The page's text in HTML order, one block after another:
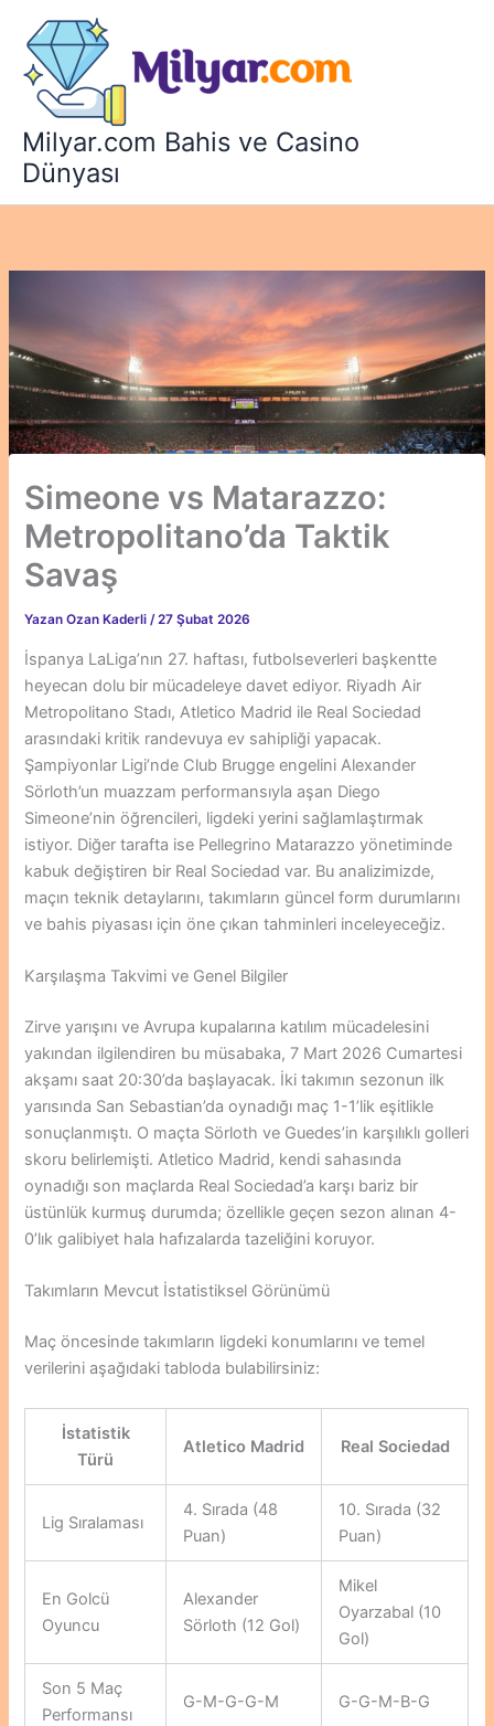
Milyar.com Bahis ve Casino
Dünyası
Simeone vs Matarazzo:
Metropolitano’da Taktik
Savaş
Yazan Ozan Kaderli/27 Şubat 2026
İspanya LaLiga’nın 27. haftası, futbolseverleri başkentte
heyecan dolu bir mücadeleye davet ediyor. Riyadh Air
Metropolitano Stadı, Atletico Madrid ile Real Sociedad
arasındaki kritik randevuya ev sahipliği yapacak.
Şampiyonlar Ligi’nde Club Brugge engelini Alexander
Sörloth’un muazzam performansıyla aşan Diego
Simeone’nin öğrencileri, ligdeki yerini sağlamlaştırmak
istiyor. Diğer tarafta ise Pellegrino Matarazzo yönetiminde
kabuk değiştiren bir Real Sociedad var. Bu analizimizde,
maçın teknik detaylarını, takımların güncel form durumlarını
ve bahis piyasası için öne çıkan tahminleri inceleyeceğiz.
Karşılaşma Takvimi ve Genel Bilgiler
Zirve yarışını ve Avrupa kupalarına katılım mücadelesini
yakından ilgilendiren bu müsabaka, 7 Mart 2026 Cumartesi
akşamı saat 20:30’da başlayacak. İki takımın sezonun ilk
yarısında San Sebastian’da oynadığı maç 1-1’lik eşitlikle
sonuçlanmıştı. O maçta Sörloth ve Guedes’in karşılıklı golleri
skoru belirlemişti. Atletico Madrid, kendi sahasında
oynadığı son maçlarda Real Sociedad’a karşı bariz bir
üstünlük kurmuş durumda; özellikle geçen sezon alınan 4-
0’lık galibiyet hala hafızalarda tazeliğini koruyor.
Takımların Mevcut İstatistiksel Görünümü
Maç öncesinde takımların ligdeki konumlarını ve temel
verilerini aşağıdaki tabloda bulabilirsiniz:
İstatistik
Türü
Atletico Madrid Real Sociedad
Lig Sıralaması
4. Sırada (48
Puan)
10. Sırada (32
Puan)
En Golcü
Oyuncu
Alexander
Sörloth (12 Gol)
Mikel
Oyarzabal (10
Gol)
Son 5 Maç
Performansı
G-M-G-G-M G-G-M-B-G